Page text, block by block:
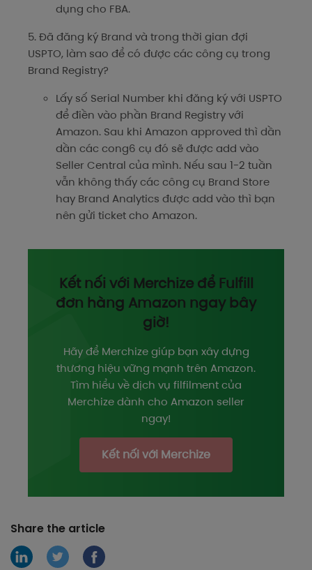
dụng cho FBA.
5. Đã đăng ký Brand và trong thời gian đợi
USPTO, làm sao để có được các công cụ trong
Brand Registry?
Lấy số Serial Number khi đăng ký với USPTO
để điền vào phần Brand Registry với
Amazon. Sau khi Amazon approved thì dần
dần các cong6 cụ đó sẽ được add vào
Seller Central của mình. Nếu sau 1-2 tuần
vẫn không thấy các công cụ Brand Store
hay Brand Analytics được add vào thì bạn
nên gửi ticket cho Amazon.
Kết nối với Merchize để Fulfill
đơn hàng Amazon ngay bây
giờ!​​
Hãy để Merchize giúp bạn xây dựng
thương hiệu vững mạnh trên Amazon.
Tìm hiểu về dịch vụ filfilment của
Merchize dành cho Amazon seller
ngay!
Kết nối với Merchize
Share the article